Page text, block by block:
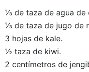
⅓ de taza de agua de
⅓ de taza de jugo de
3 hojas de kale.
½ taza de kiwi.
2 centímetros de